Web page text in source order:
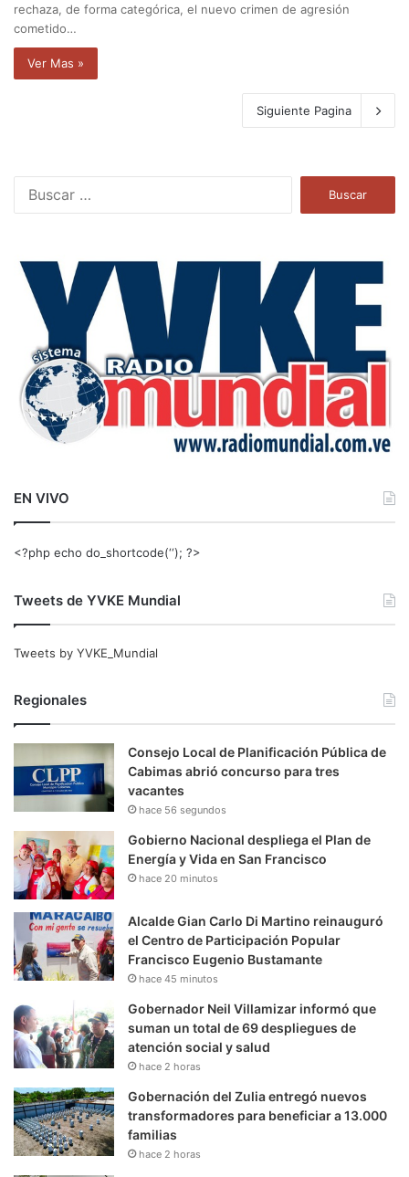
rechaza, de forma categórica, el nuevo crimen de agresión
cometido…
Ver Mas »
Siguiente Pagina
a
EN VIVO
<?php echo do_shortcode(‘‘); ?>
Tweets de YVKE Mundial
Tweets by YVKE_Mundial
Regionales
Consejo Local de Planificación Pública de
Cabimas abrió concurso para tres
vacantes
hace 56 segundos
Gobierno Nacional despliega el Plan de
Energía y Vida en San Francisco
hace 20 minutos
Alcalde Gian Carlo Di Martino reinauguró
el Centro de Participación Popular
Francisco Eugenio Bustamante
hace 45 minutos
Gobernador Neil Villamizar informó que
suman un total de 69 despliegues de
atención social y salud
hace 2 horas
Gobernación del Zulia entregó nuevos
transformadores para beneficiar a 13.000
familias
hace 2 horas